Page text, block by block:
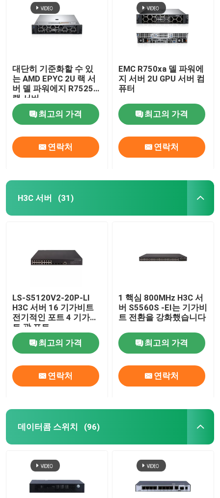
대단히 기준화할 수 있
는 AMD EPYC 2U 랙 서
버 델 파워에지 R7525
랙 서버
최고의 가격
연락처
EMC R750xa 델 파워에
지 서버 2U GPU 서버 컴
퓨터
최고의 가격
연락처
H3C 서버 (31)
LS-S5120V2-20P-LI
H3C 서버 16 기가비트
전기적인 포트 4 기가비
트 광 포트
최고의 가격
연락처
1 핵심 800MHz H3C 서
버 S5560S -EI는 기가비
트 전환을 강화했습니다
최고의 가격
연락처
데이터콤 스위치 (96)